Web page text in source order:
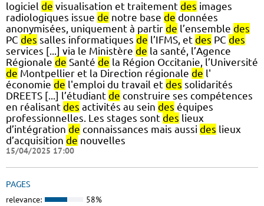
logiciel de visualisation et traitement des images
radiologiques issue de notre base de données
anonymisées, uniquement à partir de l’ensemble des
PC des salles informatiques de l’IFMS, et des PC des
services [...] via le Ministère de la santé, l’Agence
Régionale de Santé de la Région Occitanie, l’Université
de Montpellier et la Direction régionale de l'
économie de l'emploi du travail et des solidarités
DREETS [...] l’étudiant de construire ses compétences
en réalisant des activités au sein des équipes
professionnelles. Les stages sont des lieux
d’intégration de connaissances mais aussi des lieux
d’acquisition de nouvelles
15/04/2025 17:00
PAGES
relevance: 58%